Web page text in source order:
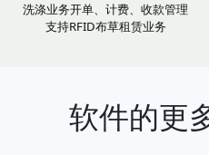
洗涤业务开单、计费、收款管理
支持RFID布草租赁业务
软件的更